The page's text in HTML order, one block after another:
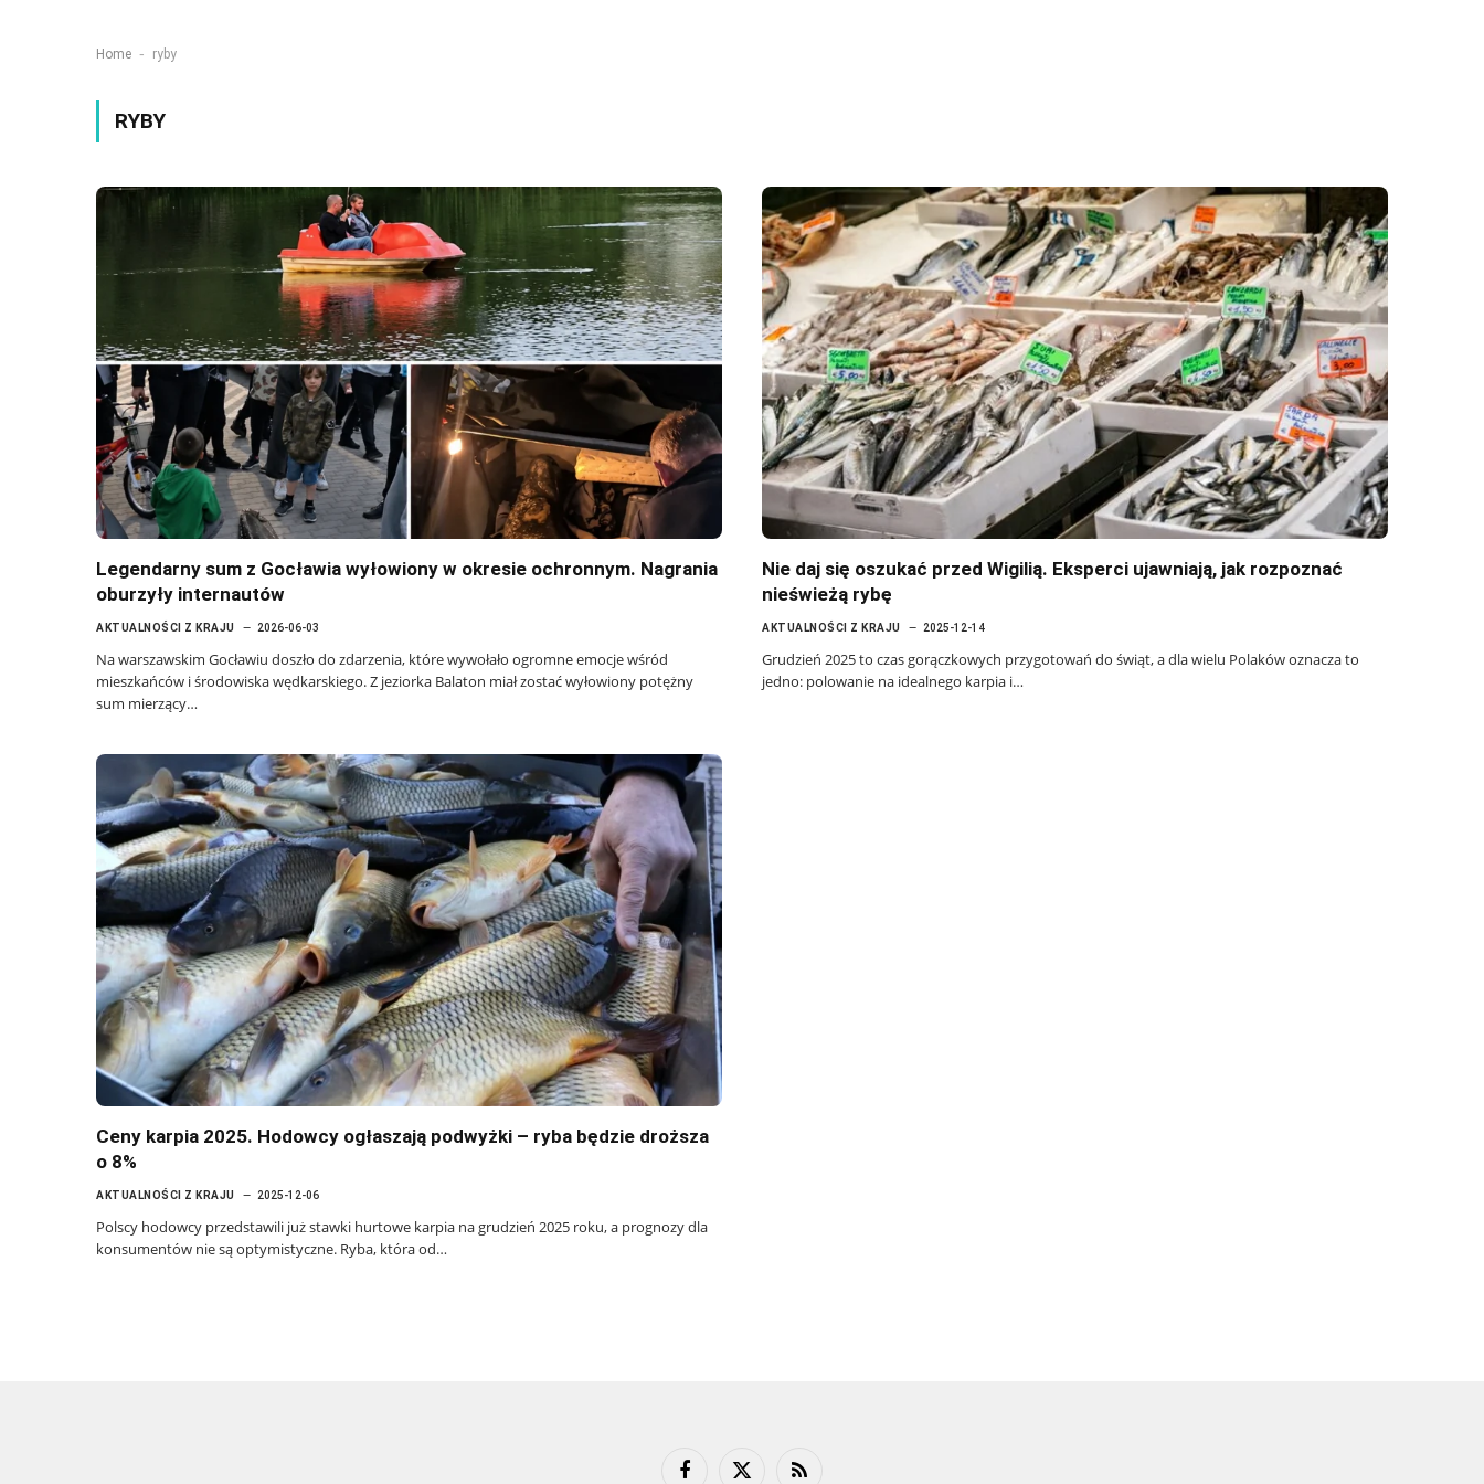
Home - ryby
RYBY
Legendarny sum z Gocławia wyłowiony w okresie ochronnym. Nagrania
oburzyły internautów
AKTUALNOŚCI Z KRAJU 2026-06-03
Na warszawskim Gocławiu doszło do zdarzenia, które wywołało ogromne emocje wśród
mieszkańców i środowiska wędkarskiego. Z jeziorka Balaton miał zostać wyłowiony potężny
sum mierzący…
Nie daj się oszukać przed Wigilią. Eksperci ujawniają, jak rozpoznać
nieświeżą rybę
AKTUALNOŚCI Z KRAJU 2025-12-14
Grudzień 2025 to czas gorączkowych przygotowań do świąt, a dla wielu Polaków oznacza to
jedno: polowanie na idealnego karpia i…
Ceny karpia 2025. Hodowcy ogłaszają podwyżki – ryba będzie droższa
o 8%
AKTUALNOŚCI Z KRAJU 2025-12-06
Polscy hodowcy przedstawili już stawki hurtowe karpia na grudzień 2025 roku, a prognozy dla
konsumentów nie są optymistyczne. Ryba, która od…
FacebookX RSS